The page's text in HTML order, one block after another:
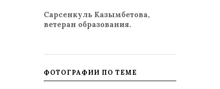
Сарсенкуль Казымбетова,
ветеран образования.
ФОТОГРАФИИ ПО ТЕМЕ